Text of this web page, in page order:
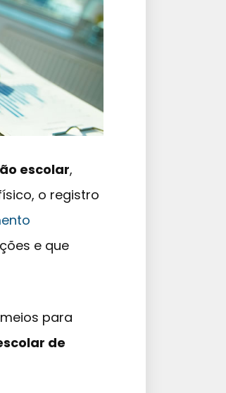
escolar,
o registro
e que
para
de